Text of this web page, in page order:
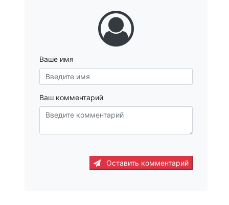
Ваше имя
Ваш комментарий
Оставить комментарий